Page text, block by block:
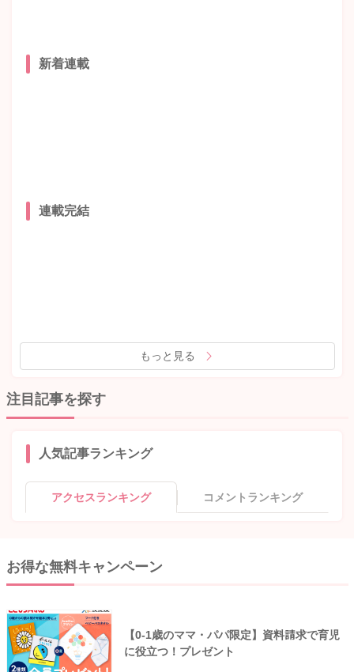
新着連載
連載完結
もっと見る
注目記事を探す
人気記事ランキング
アクセスランキング コメントランキング
お得な無料キャンペーン
【0-1歳のママ・パパ限定】資料請求で育児
に役立つ！プレゼント